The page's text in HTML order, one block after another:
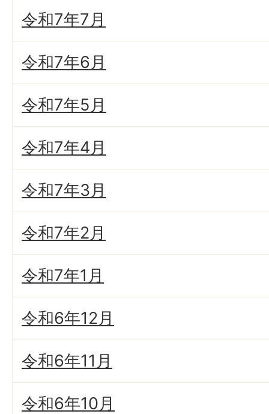
令和7年7月
令和7年6月
令和7年5月
令和7年4月
令和7年3月
令和7年2月
令和7年1月
令和6年12月
令和6年11月
令和6年10月